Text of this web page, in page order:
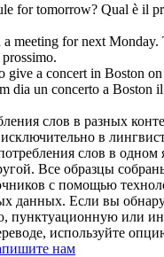
for tomorrow? Qual è il
a meeting for next Monday.
give a concert in Boston
dia un concerto a Boston
слов в разных
в
слов в одном
Все образцы
с помощью
данных. Если вы
пунктуационную или
используйте
нам